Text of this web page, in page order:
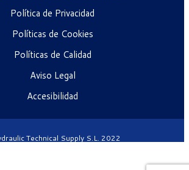
Política de Privacidad
Políticas de Cookies
Políticas de Calidad
Aviso Legal
Accesibilidad
Technical Supply S.L. 2022